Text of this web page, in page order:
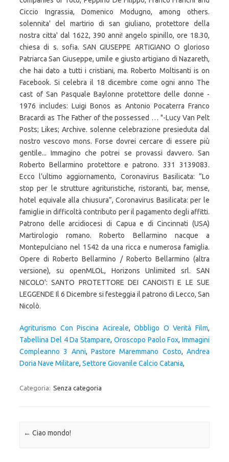
Ciccio Ingrassia, Domenico Modugno, among others.
solennita' del martirio di san giuliano, protettore della
nostra citta' dal 1622, 390 anni! angelo spinillo, ore 18.30,
chiesa di s. sofia. SAN GIUSEPPE ARTIGIANO O glorioso
Patriarca San Giuseppe, umile e giusto artigiano di Nazareth,
che hai dato a tutti i cristiani, ma. Roberto Moltisanti is on
Facebook. Si celebra il 18 dicembre come ogni anno The
cast of San Pasquale Baylonne protettore delle donne -
1976 includes: Luigi Bonos as Antonio Pocaterra Franco
Bracardi as The Father of the possessed … "-Lucy Van Pelt
Posts; Likes; Archive. solenne celebrazione presieduta dal
nostro vescovo mons. Forse dovrei cercare di essere più
gentile... Immagino che potrei se provassi davvero. San
Roberto Bellarmino protettore e patrono. 331 3139083.
Ecco l’ultimo aggiornamento, Coronavirus Basilicata: “Lo
stop per le strutture agrituristiche, ristoranti, bar, mense,
hotel equivale alla chiusura”, Coronavirus Basilicata: per le
famiglie in difficoltà contributo per il pagamento degli affitti.
Patrono delle arcidiocesi di Capua e di Cincinnati (USA)
Martirologio romano. Roberto Bellarmino nacque a
Montepulciano nel 1542 da una ricca e numerosa famiglia.
Opere di Roberto Bellarmino / Roberto Bellarmino (altra
versione), su openMLOL, Horizons Unlimited srl. SAN
NICOLO': SANTO PROTETTORE DEI CANOISTI E LE SUE
LEGGENDE Il 6 Dicembre si festeggia il patrono di Lecco, San
Nicolò.
Agriturismo Con Piscina Acireale,Obbligo O Verità Film,
Tabellina Del 4 Da Stampare, Oroscopo Paolo Fox, Immagini
Compleanno 3 Anni,Pastore Maremmano Costo,Andrea
Doria Nave Militare, Settore Giovanile Calcio Catania,
Categoria: Senza categoria
Navigazione articolo
← Ciao mondo!